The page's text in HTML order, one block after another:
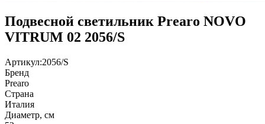
Подвесной светильник Prearo NOVO
VITRUM 02 2056/S
Артикул:2056/S
Бренд
Prearo
Страна
Италия
Диаметр, см